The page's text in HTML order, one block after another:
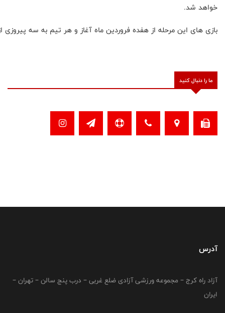
خواهد شد.
بازی های این مرحله از هفده فروردین ماه آغاز و هر تیم به سه پیروزی
ما را دنبال کنید
آدرس
آزاد راه کرج – مجموعه ورزشی آزادی ضلع غربی – درب پنج سالن – تهران –
ایران